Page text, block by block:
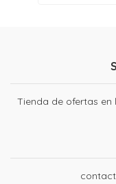
Tienda de ofertas